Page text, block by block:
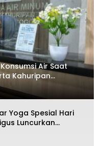
Air Saat
Kahuripan
Lebaran
Yoga Spesial Hari
Luncurkan
Beras Porang Golden Ube